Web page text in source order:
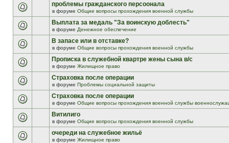
проблемы гражданского персоонала
в форуме Общие вопросы прохождения военной службы
Выплата за медаль "За воинскую доблесть"
в форуме Денежное обеспечение
В запасе или в отставке?
в форуме Общие вопросы прохождения военной службы
Прописка в служебной квартре жены сына в/с
в форуме Жилищное право
Страховка после операции
в форуме Проблемы социальной защиты
Страховка после операции
в форуме Общие вопросы прохождения военной службы
Витилиго
в форуме Общие вопросы прохождения военной службы
очереди на служебное жильё
в форуме Жилищное право